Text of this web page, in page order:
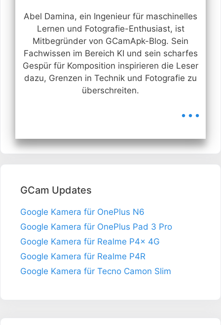
Abel Damina, ein Ingenieur für maschinelles
Lernen und Fotografie-Enthusiast, ist
Mitbegründer von GCamApk-Blog. Sein
Fachwissen im Bereich KI und sein scharfes
Gespür für Komposition inspirieren die Leser
dazu, Grenzen in Technik und Fotografie zu
überschreiten.
...
GCam Updates
Google Kamera für OnePlus N6
Google Kamera für OnePlus Pad 3 Pro
Google Kamera für Realme P4x 4G
Google Kamera für Realme P4R
Google Kamera für Tecno Camon Slim